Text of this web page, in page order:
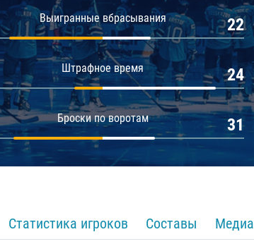
Выигранные вбрасывания 22
Штрафное время 24
Броски по воротам 31
Статистика игроков Составы Медиа